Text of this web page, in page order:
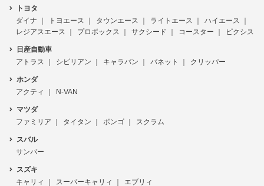
トヨタ
ダイナ
トヨエース タウンエース ライトエース
ハイエース
レジアスエース
プロボックス サクシード コースター ピクシス
日産自動車
アトラス
シビリアン キャラバン バネット クリッパー
ホンダ
アクティ
N-VAN
マツダ
ファミリア
タイタン ボンゴ スクラム
スバル
サンバー
スズキ
キャリィ
スーパーキャリィ エブリィ